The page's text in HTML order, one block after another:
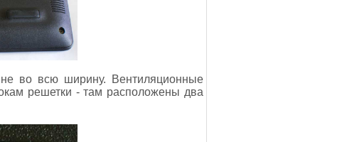
во всю ширину. Вентиляционные
решетки - там расположены два